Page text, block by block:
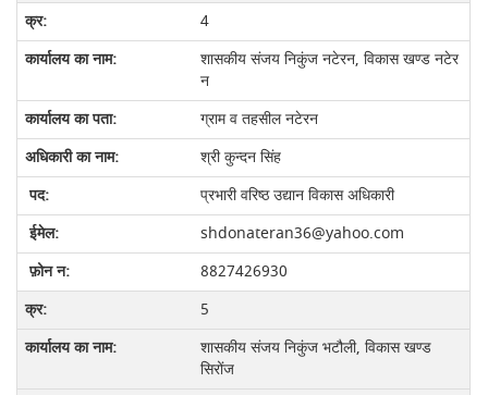
4
शासकीय संजय निकुंज नटेरन, विकास खण्ड नटेर
न
ग्राम व तहसील नटेरन
श्री कुन्‍दन सिंह
प्रभारी वरिष्‍ठ उद्यान विकास अधिकारी
shdonateran36@yahoo.com
8827426930
5
शासकीय संजय निकुंज भटौली, विकास खण्ड
सिरोंज